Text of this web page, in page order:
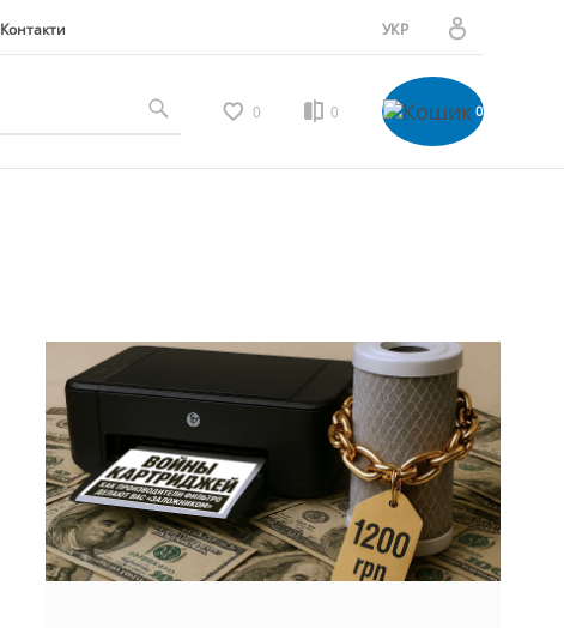
Контакти
УКР
РУС
Особистий кабінет
Мої відгуки
Порівняння товарів
Вийти
0 0 0